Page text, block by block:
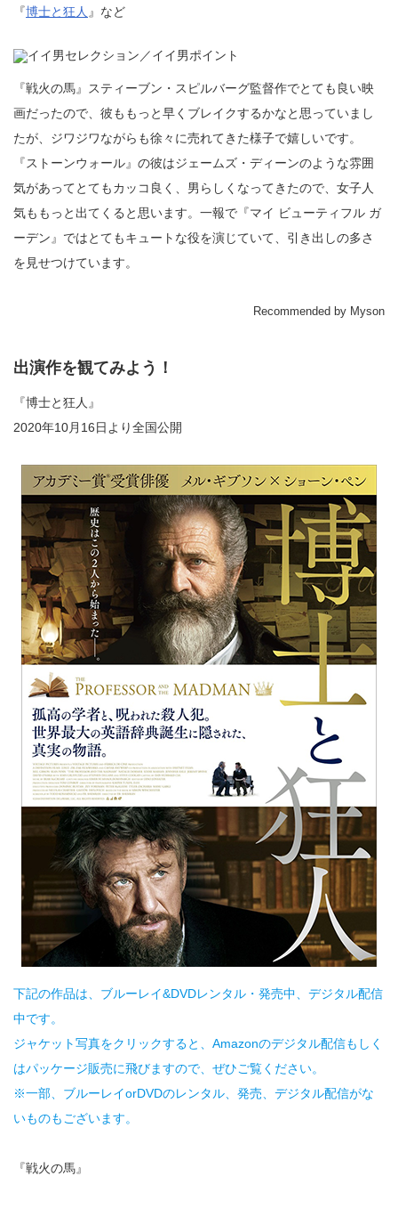
『博士と狂人 』など
『戦火の馬』スティーブン・スピルバーグ監督作でとても良い映
画だったので、彼ももっと早くブレイクするかなと思っていまし
たが、ジワジワながらも徐々に売れてきた様子で嬉しいです。
『ストーンウォール』の彼はジェームズ・ディーンのような雰囲
気があってとてもカッコ良く、男らしくなってきたので、女子人
気ももっと出てくると思います。一報で『マイ ビューティフル ガ
ーデン』ではとてもキュートな役を演じていて、引き出しの多さ
を見せつけています。
Recommended by Myson
出演作を観てみよう！
『博士と狂人』
2020年10月16日より全国公開
下記の作品は、ブルーレイ&DVDレンタル・発売中、デジタル配信
中です。
ジャケット写真をクリックすると、Amazonのデジタル配信もしく
はパッケージ販売に飛びますので、ぜひご覧ください。
※一部、ブルーレイorDVDのレンタル、発売、デジタル配信がな
いものもございます。
『戦火の馬』